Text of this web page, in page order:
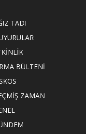
TADI
BÜLTENİ
ZAMAN